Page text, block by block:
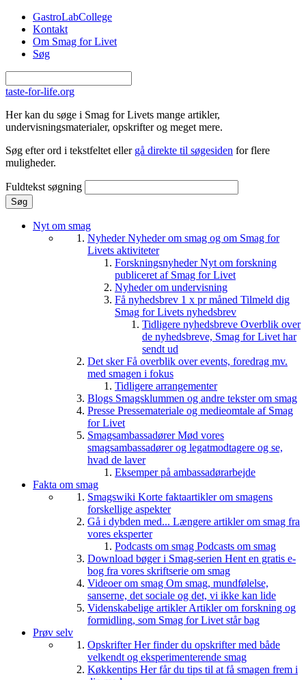
Gå til hovedindhold
GastroLabCollege
Kontakt
Om Smag for Livet
Søg
taste-for-life.org
Her kan du søge i Smag for Livets mange artikler,
undervisningsmaterialer, opskrifter og meget mere.
Søg efter ord i tekstfeltet eller gå direkte til søgesiden for flere
muligheder.
Fuldtekst søgning
Nyt om smag
NyhederNyheder om smag og om Smag for
Livets aktiviteter
ForskningsnyhederNyt om forskning
publiceret af Smag for Livet
Nyheder om undervisning
Få nyhedsbrev 1 x pr måned Tilmeld dig
Smag for Livets nyhedsbrev
Tidligere nyhedsbreve Overblik over
de nyhedsbreve, Smag for Livet har
sendt ud
Det skerFå overblik over events, foredrag mv.
med smagen i fokus
Tidligere arrangementer
Blogs Smagsklummen og andre tekster om smag
Presse Pressemateriale og medieomtale af Smag
for Livet
SmagsambassadørerMød vores
smagsambassadører og legatmodtagere og se,
hvad de laver
Eksemper på ambassadørarbejde
Fakta om smag
Smagswiki Korte faktaartikler om smagens
forskellige aspekter
Gå i dybden med... Længere artikler om smag fra
vores eksperter
Podcasts om smag Podcasts om smag
Download bøger i Smag-serien Hent en gratis e-
bog fra vores skriftserie om smag
Videoer om smag Om smag, mundfølelse,
sanserne, det sociale og det, vi ikke kan lide
Videnskabelige artiklerArtikler om forskning og
formidling, som Smag for Livet står bag
Prøv selv
OpskrifterHer finder du opskrifter med både
velkendt og eksperimenterende smag
Køkkentips Her får du tips til at få smagen frem i